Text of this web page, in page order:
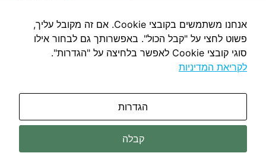
אנחנו משתמשים בקובצי Cookie. אם זה מקובל עליך,
פשוט לחצי על "קבל הכול". באפשרותך גם לבחור אילו
סוגי קובצי Cookie לאפשר בלחיצה על "הגדרות".
לקריאת המדיניות
הגדרות
קבלה